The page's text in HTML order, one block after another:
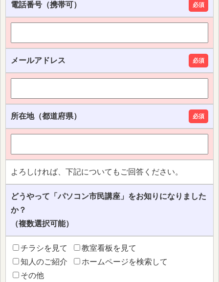
電話番号（携帯可） 必須
メールアドレス 必須
所在地（都道府県） 必須
よろしければ、下記についてもご回答ください。
どうやって「パソコン市民講座」をお知りになりました
か？
（複数選択可能）
チラシを見て
教室看板を見て
知人のご紹介
ホームページを検索して
その他